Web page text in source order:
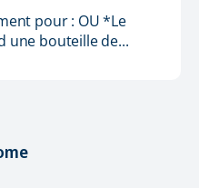
pour : OU *Le
une bouteille de...